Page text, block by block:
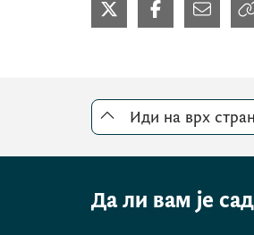
Иди на врх
Да ли вам је